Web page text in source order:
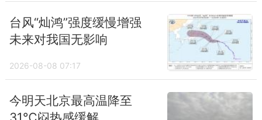
台风“灿鸿”强度缓慢增强
未来对我国无影响
2026-08-08 07:17
今明天北京最高温降至